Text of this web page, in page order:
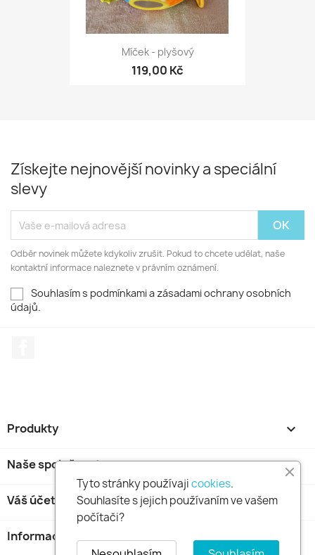
Míček - plyšový
119,00 Kč
Získejte nejnovější novinky a speciální
slevy
Odběr novinek můžete kdykoliv zrušit. Pokud to chcete udělat, naše
kontaktní informace naleznete v právním oznámení.
Souhlasím s podmínkami a zásadami ochrany osobních
údajů.
Produkty 
Naše společnost 
Váš účet
Informace o obchodu
Tyto stránky používajicookies.
Souhlasíte s jejich používaním ve vašem
počítači?